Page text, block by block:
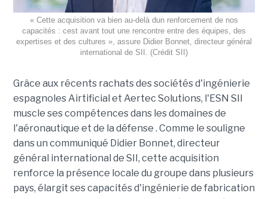
« Cette acquisition va bien au-delà dun renforcement de nos
capacités : cest avant tout une rencontre entre des équipes, des
expertises et des cultures », assure Didier Bonnet, directeur général
international de SII. (Crédit SII)
Grâce aux récents rachats des sociétés d'ingénierie
espagnoles Airtificial et Aertec Solutions, l'ESN SII
muscle ses compétences dans les domaines de
l'aéronautique et de la défense . Comme le souligne
dans un communiqué Didier Bonnet, directeur
général international de SII, cette acquisition
renforce la présence locale du groupe dans plusieurs
pays, élargit ses capacités d'ingénierie de fabrication